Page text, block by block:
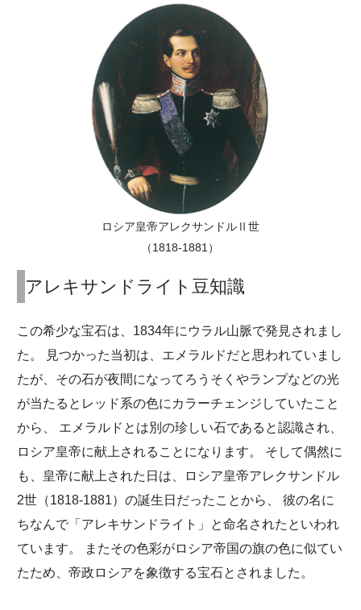
ロシア皇帝アレクサンドルⅡ世
（1818-1881）
アレキサンドライト豆知識
この希少な宝石は、1834年にウラル山脈で発見されまし
た。 見つかった当初は、エメラルドだと思われていまし
たが、その石が夜間になってろうそくやランプなどの光
が当たるとレッド系の色にカラーチェンジしていたこと
から、 エメラルドとは別の珍しい石であると認識され、
ロシア皇帝に献上されることになります。 そして偶然に
も、皇帝に献上された日は、ロシア皇帝アレクサンドル
2世（1818-1881）の誕生日だったことから、 彼の名に
ちなんで「アレキサンドライト」と命名されたといわれ
ています。 またその色彩がロシア帝国の旗の色に似てい
たため、帝政ロシアを象徴する宝石とされました。